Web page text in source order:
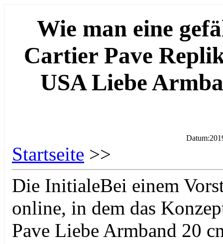
Wie man eine
Cartier Pave
USA Liebe
Startseite >>
Die Initiale Bei einem
online, in dem das
Pave Liebe Armband 20